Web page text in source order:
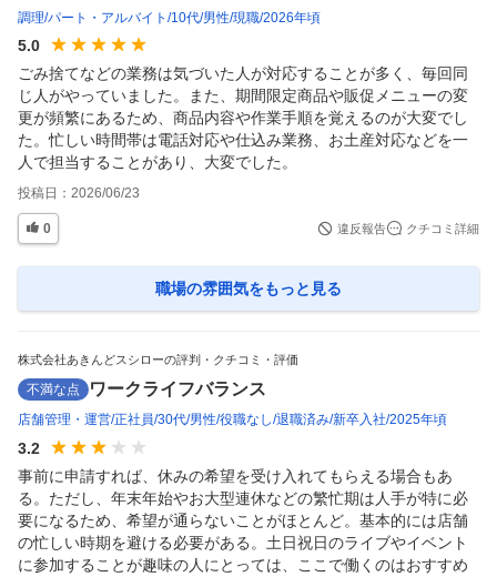
調理 パート・アルバイト 10代 男性 現職 2026年頃
5.0
ごみ捨てなどの業務は気づいた人が対応することが多く、毎回同
じ人がやっていました。また、期間限定商品や販促メニューの変
更が頻繁にあるため、商品内容や作業手順を覚えるのが大変でし
た。忙しい時間帯は電話対応や仕込み業務、お土産対応などを一
人で担当することがあり、大変でした。
投稿日： 2026/06/23
0 違反報告 クチコミ詳細
職場の雰囲気をもっと見る
株式会社あきんどスシローの評判・クチコミ・評価
不満な点 ワークライフバランス
店舗管理・運営 正社員 30代 男性 役職なし 退職済み 新卒入社 2025年頃
3.2
事前に申請すれば、休みの希望を受け入れてもらえる場合もあ
る。ただし、年末年始やお大型連休などの繁忙期は人手が特に必
要になるため、希望が通らないことがほとんど。基本的には店舗
の忙しい時期を避ける必要がある。土日祝日のライブやイベント
に参加することが趣味の人にとっては、ここで働くのはおすすめ